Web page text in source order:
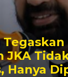
JKA
Hanya